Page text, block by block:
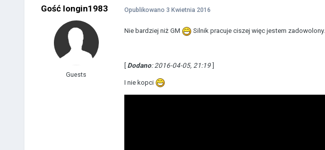
Gość longin1983
Guests
Opublikowano 3 Kwietnia 2016
Nie bardziej niż GM Silnik pracuje ciszej więc jestem zadowolony.
[ Dodano: 2016-04-05, 21:19]
I nie kopci